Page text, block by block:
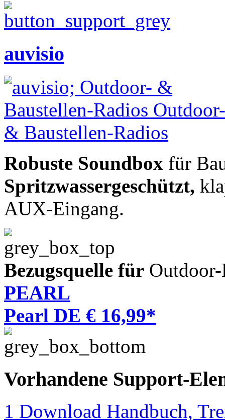
auvisio
Robuste Soundbox für
Spritzwassergeschützt,
AUX-Eingang.
Bezugsquelle für
PEARL
Pearl DE € 16,99*
Vorhandene Support-
1 Download Handbuch,